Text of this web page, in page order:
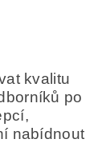
kvalitu
po
nabídnout